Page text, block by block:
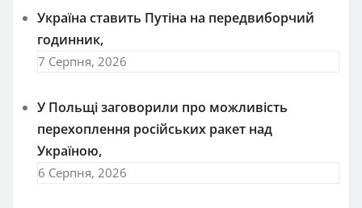
Україна ставить Путіна на передвиборчий
годинник,
7 Серпня, 2026
У Польщі заговорили про можливість
перехоплення російських ракет над
Україною,
6 Серпня, 2026